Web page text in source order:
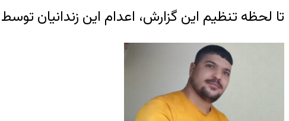
تا لحظه تنظیم این گزارش، اعدام این زندانیان